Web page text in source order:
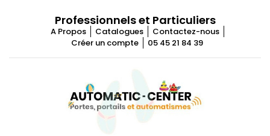
Professionnels et Particuliers
A Propos Catalogues
Contactez-nous
Créer un compte
05 45 21 84 39